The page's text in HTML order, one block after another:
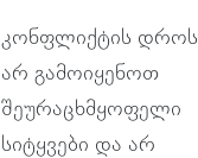
კონფლიქტის დროს
არ გამოიყენოთ
შეურაცხმყოფელი
სიტყვები და არ